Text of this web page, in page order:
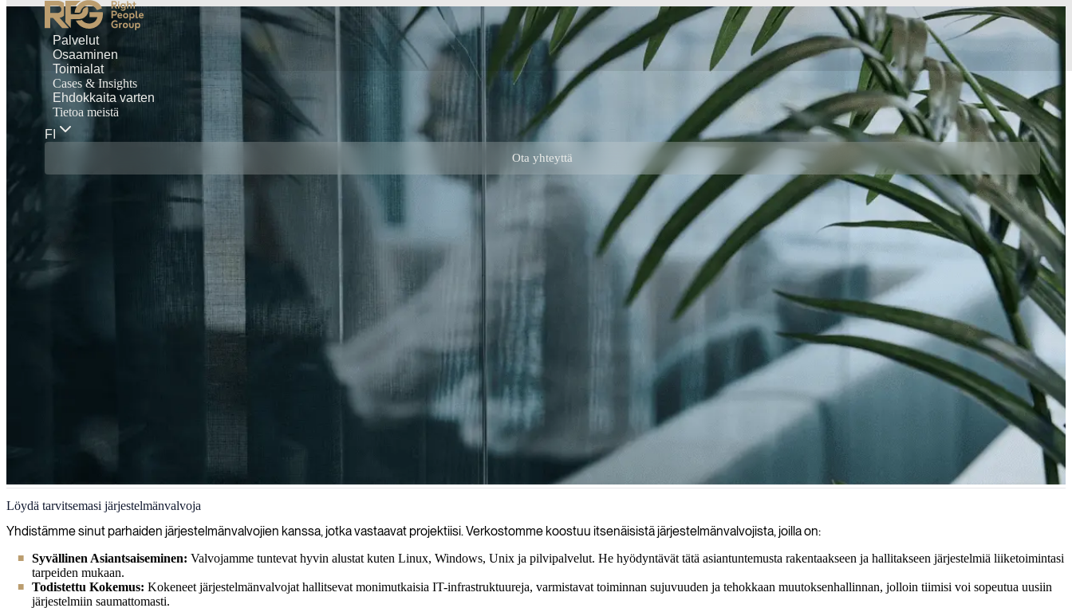
Palvelut
Osaaminen
Toimialat
Cases & Insights
Ehdokkaita varten
Tietoa meistä
FI
Ota yhteyttä
Järjestelmänvalvoja
Tarjoamme sinulle oikeanlaisen asiantuntemuksen järjestelmähallinnassa auttaaksemme hallitsemaan, ylläpitämään ja turvaamaan IT-infrastruktuurisi tehokkaasti ja tuloksellisesti.
Löydä tarvitsemasi järjestelmänvalvoja
Yhdistämme sinut parhaiden järjestelmänvalvojien kanssa, jotka vastaavat projektiisi. Verkostomme koostuu itsenäisistä järjestelmänvalvojista, joilla on:
Syvällinen Asiantsaiseminen: Valvojamme tuntevat hyvin alustat kuten Linux, Windows, Unix ja pilvipalvelut. He hyödyntävät tätä asiantuntemusta rakentaakseen ja hallitakseen järjestelmiä liiketoimintasi
tarpeiden mukaan.
Todistettu Kokemus: Kokeneet järjestelmänvalvojat hallitsevat monimutkaisia IT-infrastruktuureja, varmistavat toiminnan sujuvuuden ja tehokkaan muutoksenhallinnan, jolloin tiimisi voi sopeutua uusiin
järjestelmiin saumattomasti.